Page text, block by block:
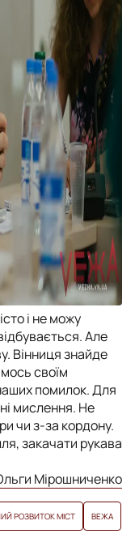
і не можу
Але
Вінниця знайде
своїм
помилок. Для
мислення. Не
чи з-за кордону.
закачати рукава
Мірошниченко
РОЗВИТОК МІСТ ВЕЖА